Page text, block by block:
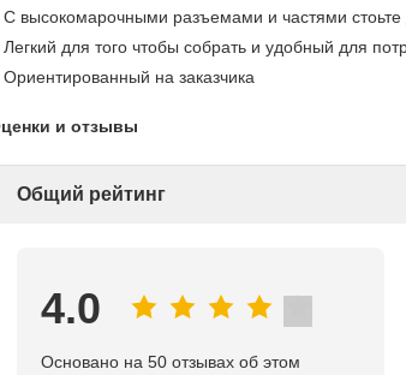
С высокомарочными разъемами и частями
Легкий для того чтобы собрать и удобный для
Ориентированный на заказчика
и отзывы
Общий рейтинг
4.0
Основано на 50 отзывах об этом